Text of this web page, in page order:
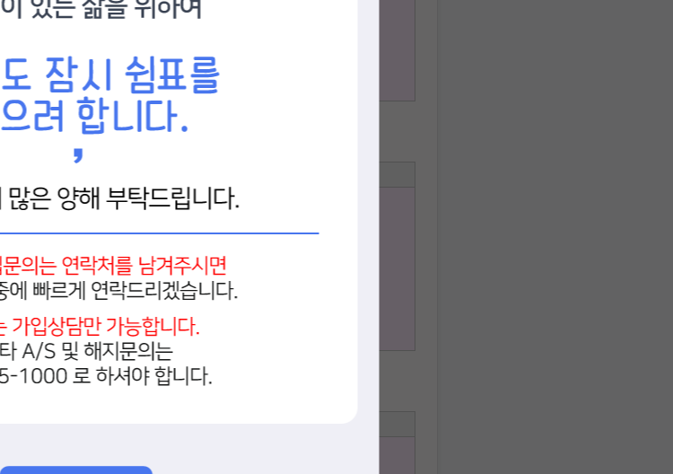
4년 사용 시, 행사가 월 38,500원
3,800 41,800
39,760
★ LG인터넷 + IPTV ★
유튜브 시청가능
WIFI 무선공유기
3년 사용 시, 행사가 월 39,760원